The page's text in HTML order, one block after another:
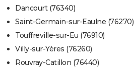
Dancourt (76340)
Saint-Germain-sur-Eaulne (76270)
Touffreville-sur-Eu (76910)
Villy-sur-Yères (76260)
Rouvray-Catillon (76440)